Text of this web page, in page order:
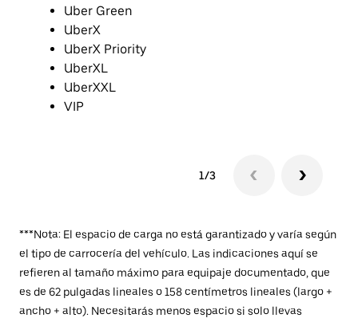
Uber Green
UberX
UberX Priority
UberXL
UberXXL
VIP
1/3
***Nota: El espacio de carga no está garantizado y varía según
el tipo de carrocería del vehículo. Las indicaciones aquí se
refieren al tamaño máximo para equipaje documentado, que
es de 62 pulgadas lineales o 158 centímetros lineales (largo +
ancho + alto). Necesitarás menos espacio si solo llevas